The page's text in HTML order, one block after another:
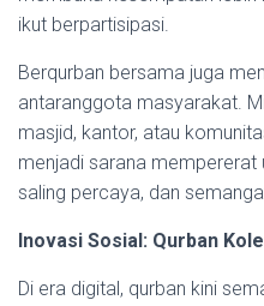
ikut berpartisipasi.
Berqurban bersama juga
antaranggota masyarakat.
masjid, kantor, atau
menjadi sarana mempererat
saling percaya, dan
Inovasi Sosial: Qurban
Di era digital, qurban kini